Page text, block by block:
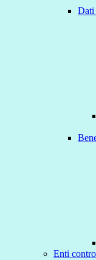
Dati
Enti